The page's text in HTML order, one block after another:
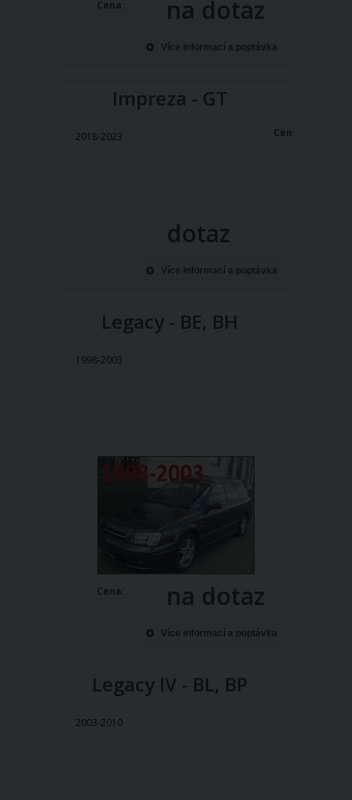
Cena: na dotaz
Více informací a poptávka
Impreza - GT
2018-2023 Cena:
dotaz
Více informací a poptávka
Legacy - BE, BH
1998-2003
Cena: na dotaz
Více informací a poptávka
Legacy IV - BL, BP
2003-2010